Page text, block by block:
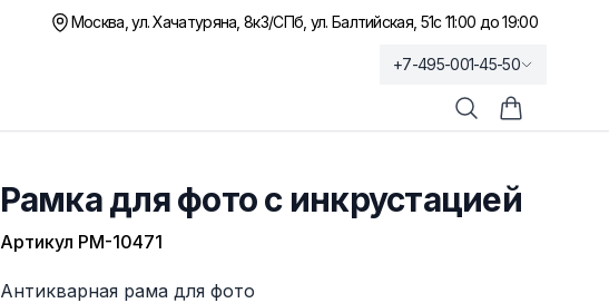
Москва, ул. Хачатуряна, 8к3/СПб, ул. Балтийская, 51с 11:00 до 19:00
+7-495-001-45-50
ПоискКорзина
Рамка для фото с инкрустацией
Артикул РМ-10471
Описание
Антикварная рама для фото